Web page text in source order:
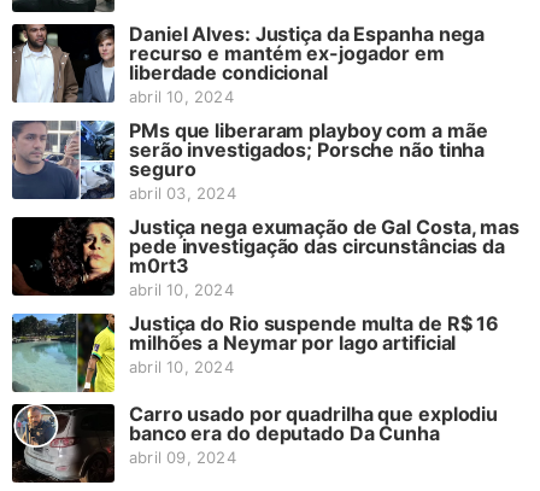
Daniel Alves: Justiça da Espanha nega
recurso e mantém ex-jogador em
liberdade condicional
abril 10, 2024
PMs que liberaram playboy com a mãe
serão investigados; Porsche não tinha
seguro
abril 03, 2024
Justiça nega exumação de Gal Costa, mas
pede investigação das circunstâncias da
m0rt3
abril 10, 2024
Justiça do Rio suspende multa de R$ 16
milhões a Neymar por lago artificial
abril 10, 2024
Carro usado por quadrilha que explodiu
banco era do deputado Da Cunha
abril 09, 2024